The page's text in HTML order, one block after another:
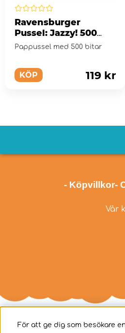
Ravensburger
Pussel: Jazzy! 500
Bitar
Pappussel med 500 bitar
KÖP 119 kr
- Köpvillkor-
Vår
För att ge dig som besökare